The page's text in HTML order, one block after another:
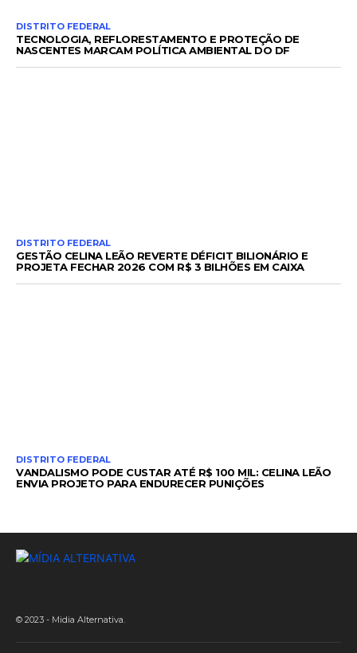
DISTRITO FEDERAL
TECNOLOGIA, REFLORESTAMENTO E PROTEÇÃO DE
NASCENTES MARCAM POLÍTICA AMBIENTAL DO DF
DISTRITO FEDERAL
GESTÃO CELINA LEÃO REVERTE DÉFICIT BILIONÁRIO E
PROJETA FECHAR 2026 COM R$ 3 BILHÕES EM CAIXA
DISTRITO FEDERAL
VANDALISMO PODE CUSTAR ATÉ R$ 100 MIL: CELINA LEÃO
ENVIA PROJETO PARA ENDURECER PUNIÇÕES
© 2023 - Midia Alternativa.